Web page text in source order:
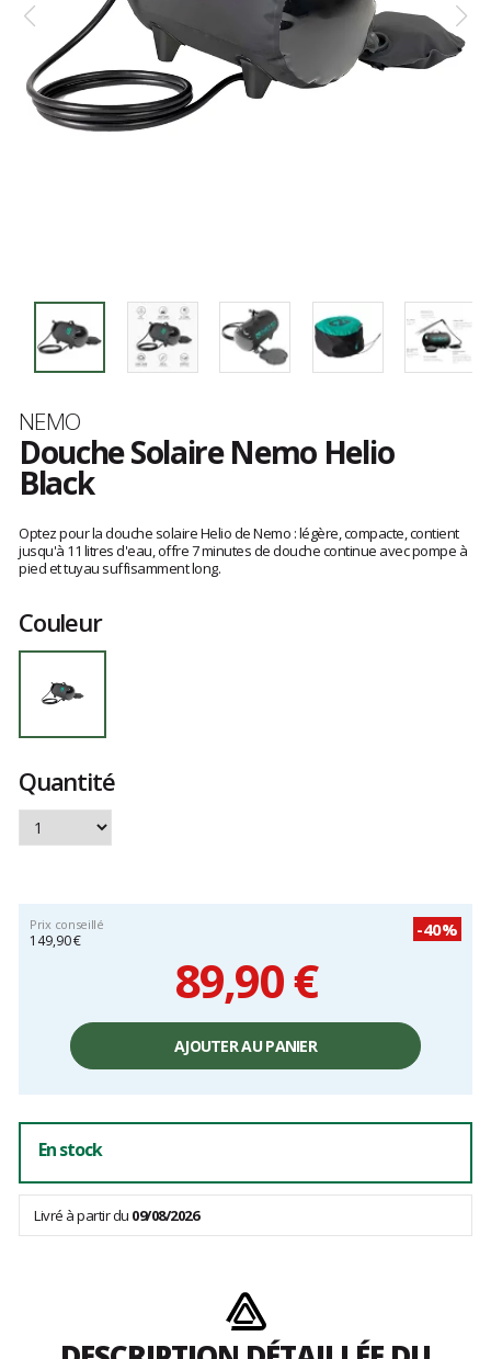
Marque
NEMO
Douche Solaire Nemo Helio
Black
avis
clients
Optez pour la douche solaire Helio de Nemo : légère, compacte, contient
jusqu'à 11 litres d'eau, offre 7 minutes de douche continue avec pompe à
pied et tuyau suffisamment long.
Couleur
Quantité
Prix conseillé
149,90 €
-40%
89,90 €
unitaire,
AJOUTER AU PANIER
En stock
Livré à partir du 09/08/2026